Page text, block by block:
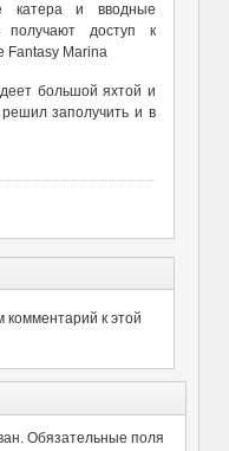
катера и вводные
получают доступ к
Fantasy Marina
большой яхтой и
заполучить и в
к этой
Обязательные поля